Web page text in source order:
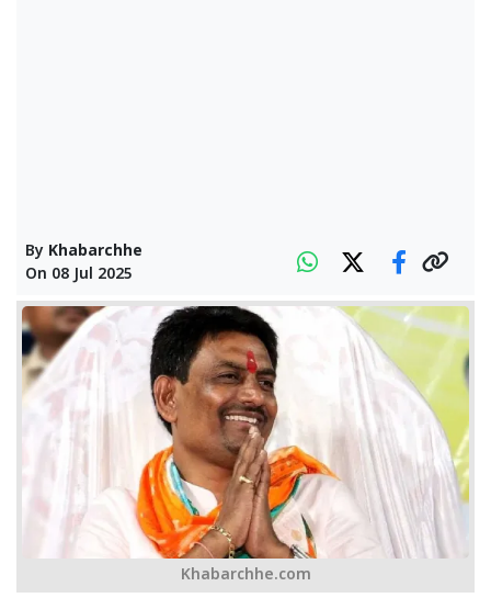
By Khabarchhe
On 08 Jul 2025
Khabarchhe.com